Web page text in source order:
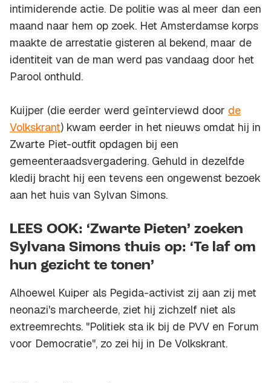
intimiderende actie. De politie was al meer dan een
maand naar hem op zoek. Het Amsterdamse korps
maakte de arrestatie gisteren al bekend, maar de
identiteit van de man werd pas vandaag door het
Parool onthuld.
Kuijper (die eerder werd geïnterviewd door de
Volkskrant) kwam eerder in het nieuws omdat hij in
Zwarte Piet-outfit opdagen bij een
gemeenteraadsvergadering. Gehuld in dezelfde
kledij bracht hij een tevens een ongewenst bezoek
aan het huis van Sylvan Simons.
LEES OOK: ‘Zwarte Pieten’ zoeken
Sylvana Simons thuis op: ‘Te laf om
hun gezicht te tonen’
Alhoewel Kuiper als Pegida-activist zij aan zij met
neonazi's marcheerde, ziet hij zichzelf niet als
extreemrechts. "Politiek sta ik bij de PVV en Forum
voor Democratie", zo zei hij in De Volkskrant.